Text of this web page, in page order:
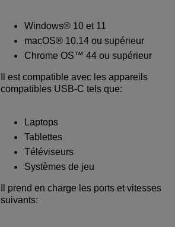
Windows® 10 et 11
macOS® 10.14 ou supérieur
Chrome OS™ 44 ou supérieur
Il est compatible avec les appareils
compatibles USB-C tels que:
Laptops
Tablettes
Téléviseurs
Systèmes de jeu
Il prend en charge les ports et vitesses
suivants: